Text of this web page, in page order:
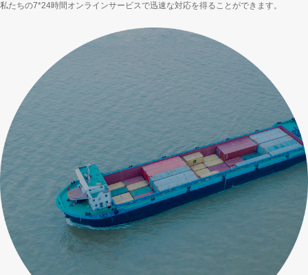
私たちの7*24時間オンラインサービスで迅速な対応を得ることができます。